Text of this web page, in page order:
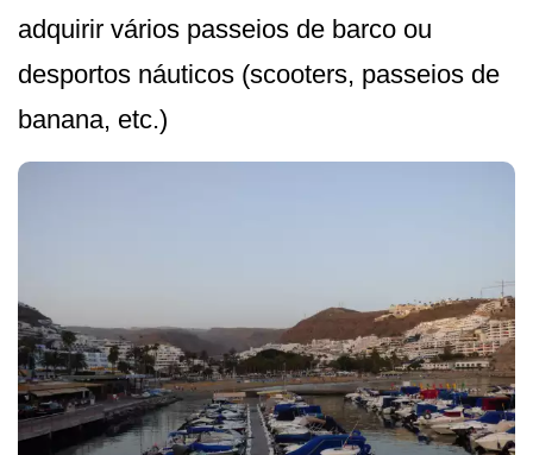
adquirir vários passeios de barco ou
desportos náuticos (scooters, passeios de
banana, etc.)